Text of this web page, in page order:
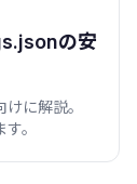
の安
に解説。
。